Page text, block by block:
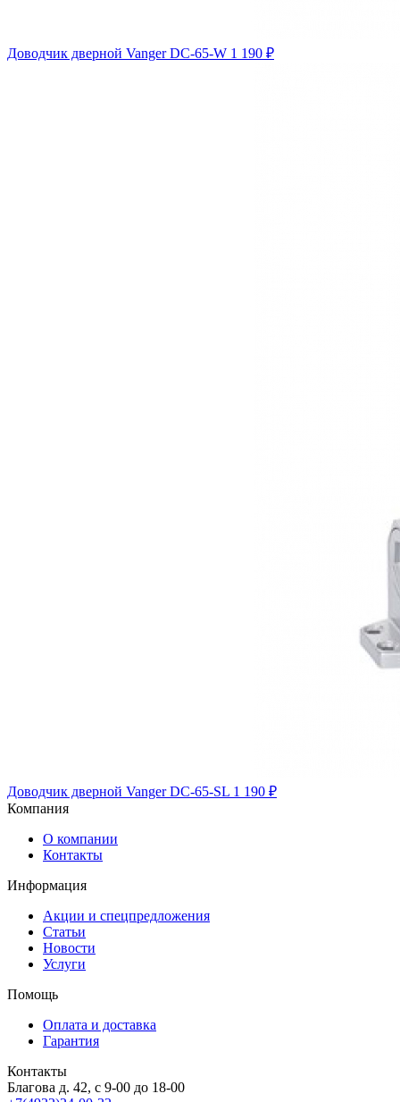
Доводчик дверной Vanger DC-65-W 1 190 ₽
Доводчик дверной Vanger DC-65-SL 1 190 ₽
Компания
О компании
Контакты
Информация
Акции и спецпредложения
Статьи
Новости
Услуги
Помощь
Оплата и доставка
Гарантия
Контакты
Благова д. 42, с 9-00 до 18-00